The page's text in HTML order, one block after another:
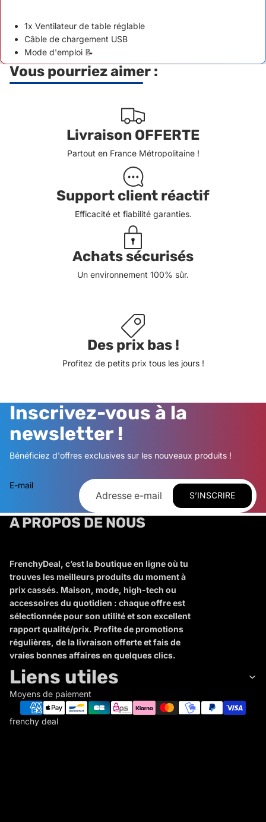
1x Ventilateur de table réglable
Câble de chargement USB
Mode d'emploi 📝
Vous pourriez aimer :
Livraison OFFERTE
Partout en France Métropolitaine !
Support client réactif
Efficacité et fiabilité garanties.
Achats sécurisés
Un environnement 100% sûr.
Des prix bas !
Profitez de petits prix tous les jours !
Inscrivez-vous à la
newsletter !
Bénéficiez d'offres exclusives sur les nouveaux produits !
E-mail
S’INSCRIRE
A PROPOS DE NOUS
FrenchyDeal, c’est la boutique en ligne où tu
trouves les meilleurs produits du moment à
prix cassés. Maison, mode, high-tech ou
accessoires du quotidien : chaque offre est
sélectionnée pour son utilité et son excellent
rapport qualité/prix. Profite de promotions
régulières, de la livraison offerte et fais de
vraies bonnes affaires en quelques clics.
Liens utiles
Moyens de paiement
frenchy deal